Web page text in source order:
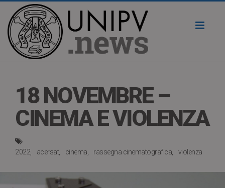
18 NOVEMBRE –
CINEMA E VIOLENZA
2022 acersat cinema rassegna cinematografica violenza